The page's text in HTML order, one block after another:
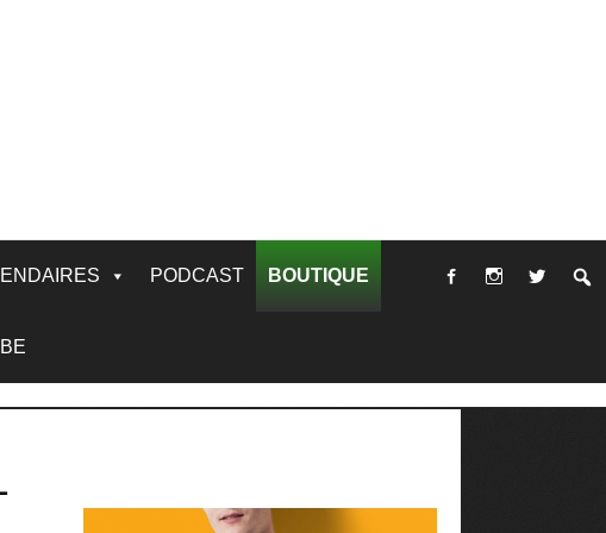
PODCAST BOUTIQUE